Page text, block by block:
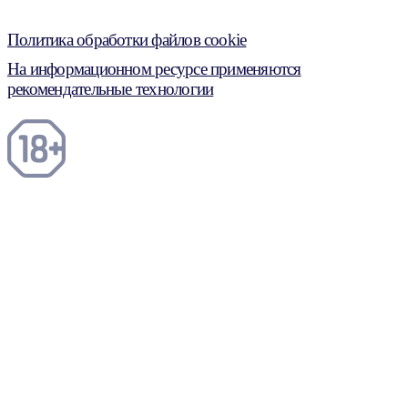
Политика обработки файлов cookie
На информационном ресурсе применяются
рекомендательные технологии